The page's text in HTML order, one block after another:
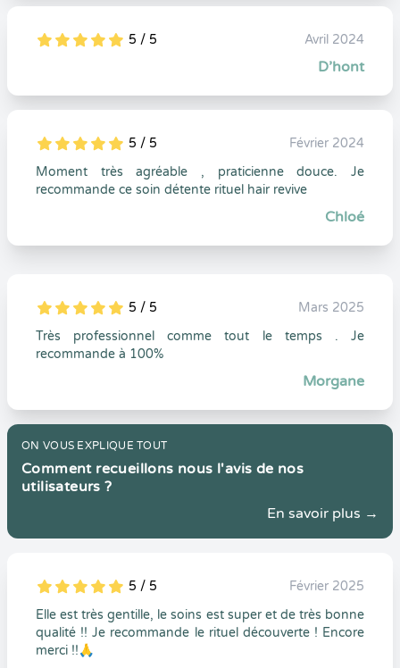
5
1
5
0 5 / 5 Avril 2024
D’hont
5
1
5
0 5 / 5
Février 2024
Moment très agréable , praticienne douce. Je
recommande ce soin détente rituel hair revive
Chloé
5
1
5
0 5 / 5
Mars 2025
Très professionnel comme tout le temps . Je
recommande à 100%
Morgane
ON VOUS EXPLIQUE TOUT
Comment recueillons nous l'avis de nos
utilisateurs ?
En savoir plus →
5
1
5
0 5 / 5
Février 2025
Elle est très gentille, le soins est super et de très bonne
qualité !! Je recommande le rituel découverte ! Encore
merci !!🙏